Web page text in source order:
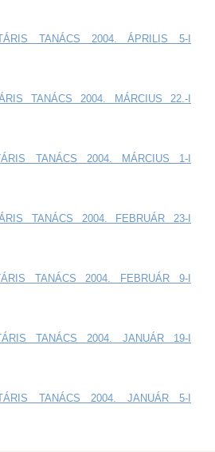
TANÁCS 2004. ÁPRILIS 5-I
TANÁCS 2004. MÁRCIUS 22.-I
TANÁCS 2004. MÁRCIUS 1-I
TANÁCS 2004. FEBRUÁR 23-I
TANÁCS 2004. FEBRUÁR 9-I
TANÁCS 2004. JANUÁR 19-I
TANÁCS 2004. JANUÁR 5-I